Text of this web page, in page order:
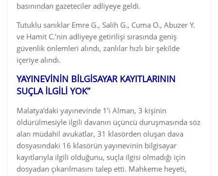
basınından gazeteciler adliyeye geldi.
Tutuklu sanıklar Emre G., Salih G., Cuma O., Abuzer Y.
ve Hamit C.’nin adliyeye getirilişi sırasında geniş
güvenlik önlemleri alındı, zanlılar hızlı bir şekilde
içeriye alındı.
YAYINEVİNİN BİLGİSAYAR KAYITLARININ
SUÇLA İLGİLİ YOK”
Malatya’daki yayınevinde 1’i Alman, 3 kişinin
öldürülmesiyle ilgili davanın üçüncü duruşmasında söz
alan müdahil avukatlar, 31 klasörden oluşan dava
dosyasındaki 16 klasörün yayınevinin bilgisayar
kayıtlarıyla ilgili olduğunu, suçla ilgisi olmadığı için
dosyadan çıkarılmasını talep etti. Mahkeme heyeti,